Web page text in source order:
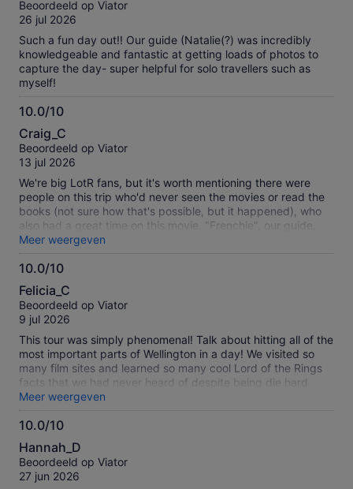
onze
geverifieerde
10
Beoordeeld op Viator
26 jul 2026
Such a fun day out!! Our guide (Natalie(?) was incredibly
knowledgeable and fantastic at getting loads of photos to
capture the day- super helpful for solo travellers such as
myself!
10.0/10
10.0
van
10
Craig_C
Beoordeeld op Viator
13 jul 2026
We're big LotR fans, but it's worth mentioning there were
people on this trip who'd never seen the movies or read the
books (not sure how that's possible, but it happened), who
also had a great time on this movie. "Frenchie", our guide,
was an extra on the film, playing "around twenty elves, and a
black rider in one scene", to hear him tell it, and the behind-
the-scenes stories and lore alone were worth the price of the
history of Weta, and it was a day to remember.
Meer weergeven
10.0/10
10.0
van
10
Felicia_C
Beoordeeld op Viator
9 jul 2026
This tour was simply phenomenal! Talk about hitting all of the
most important parts of Wellington in a day! We visited so
many film sites and learned so many cool Lord of the Rings
facts that we had never heard of despite being die hard
Lord of the Rings fans. The tour guide also provided
costumes and props to make our experience extra fun.
WETA workshop was a beauty in and of itself. You cannot
was probably the most incredible work of art I’ve seen and I
was so happy to view it up close and take in every detail.
The lunch that we stopped at was also spectacular and was
Meer weergeven
10.0/10
10.0
van
10
Hannah_D
Beoordeeld op Viator
27 jun 2026